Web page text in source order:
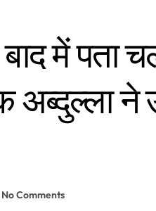
में पता
ने
No Comments